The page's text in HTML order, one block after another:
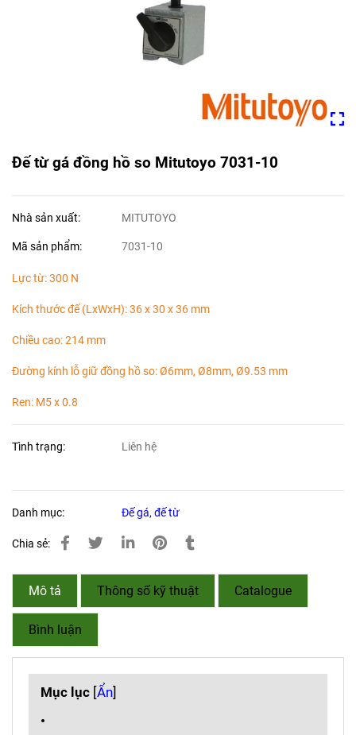
Đế từ gá đồng hồ so Mitutoyo 7031-10
Nhà sản xuất: MITUTOYO
Mã sản phẩm: 7031-10
Lực từ: 300 N
Kích thước đế (LxWxH): 36 x 30 x 36 mm
Chiều cao: 214 mm
Đường kính lỗ giữ đồng hồ so: Ø6mm, Ø8mm, Ø9.53 mm
Ren: M5 x 0.8
Tình trạng: Liên hệ
Danh mục: Đế gá, đế từ
Chia sẻ:
Mô tả Thông số kỹ thuật Catalogue
Bình luận
Mục lục [Ẩn]